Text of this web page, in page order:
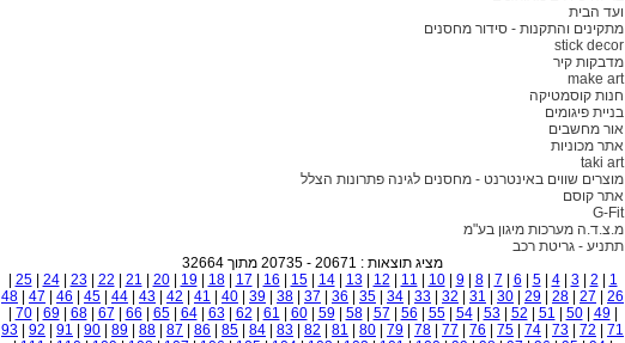
ועד הבית
מתקינים והתקנות - סידור מחסנים
stick decor
מדבקות קיר
make art
חנות קוסמטיקה
בניית פיגומים
אור מחשבים
אתר מכוניות
taki art
מוצרים שווים באינטרנט - מחסנים לגינה פתרונות הצלל
אתר קוסם
G-Fit
מ.צ.ד.ה מערכות מיגון בע"מ
תתניע - גריטת רכב
מציג תוצאות : 20671 - 20735 מתוך 32664
1
2
|
3
|
4
|
5
6
7
|
8
|
9
|
10
11
12
|
13
|
14
|
15
16
17
|
18
|
19
|
20
21
22
|
23
|
24
|
25
26
27
28
29
30
31
32
33
34
35
36
37
38
39
40
41
42
43
44
45
46
47
48
|
49
|
50
51
52
|
53
|
54
|
55
56
57
|
58
|
59
|
60
61
62
|
63
|
64
|
65
66
67
|
68
|
69
|
70
71
72
73
74
75
76
77
78
79
80
81
82
83
84
85
86
87
88
89
90
91
92
93